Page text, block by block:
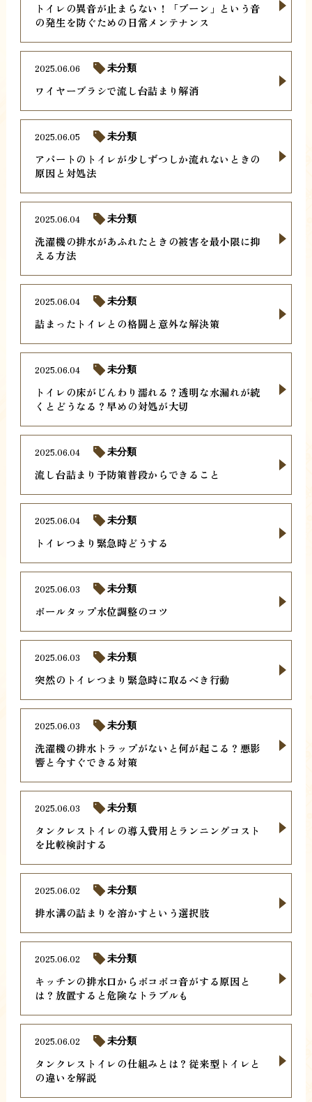
トイレの異音が止まらない！「ブーン」という音
の発生を防ぐための日常メンテナンス
ワイヤーブラシで流し台詰まり解消
2025.06.06 未分類
アパートのトイレが少しずつしか流れないときの
原因と対処法
2025.06.05 未分類
洗濯機の排水があふれたときの被害を最小限に抑
える方法
2025.06.04 未分類
詰まったトイレとの格闘と意外な解決策
2025.06.04 未分類
トイレの床がじんわり濡れる？透明な水漏れが続
くとどうなる？早めの対処が大切
2025.06.04 未分類
流し台詰まり予防策普段からできること
2025.06.04 未分類
トイレつまり緊急時どうする
2025.06.04 未分類
ボールタップ水位調整のコツ
2025.06.03 未分類
突然のトイレつまり緊急時に取るべき行動
2025.06.03 未分類
洗濯機の排水トラップがないと何が起こる？悪影
響と今すぐできる対策
2025.06.03 未分類
タンクレストイレの導入費用とランニングコスト
を比較検討する
2025.06.03 未分類
排水溝の詰まりを溶かすという選択肢
2025.06.02 未分類
キッチンの排水口からボコボコ音がする原因と
は？放置すると危険なトラブルも
2025.06.02 未分類
タンクレストイレの仕組みとは？従来型トイレと
の違いを解説
2025.06.02 未分類